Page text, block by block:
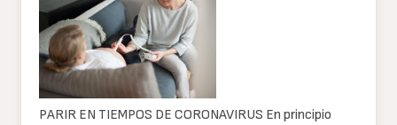
de
texto
PARIR EN TIEMPOS DE CORONAVIRUS En principio